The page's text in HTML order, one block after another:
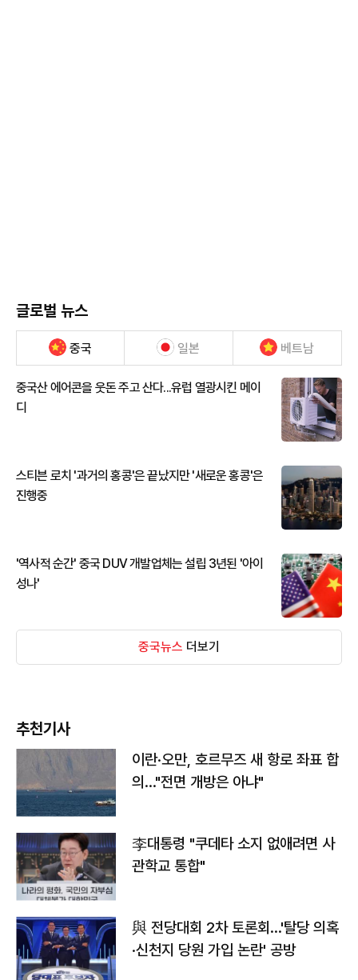
글로벌 뉴스
중국 일본 베트남
중국산 에어콘을 웃돈 주고 산다...유럽 열광시킨 메이
디
스티븐 로치 '과거의 홍콩'은 끝났지만 '새로운 홍콩'은
진행중
'역사적 순간' 중국 DUV 개발업체는 설립 3년된 '아이
성나'
중국뉴스 더보기
추천기사
이란·오만, 호르무즈 새 항로 좌표 합
의…"전면 개방은 아냐"
李대통령 "쿠데타 소지 없애려면 사
관학교 통합"
與 전당대회 2차 토론회…'탈당 의혹
·신천지 당원 가입 논란' 공방